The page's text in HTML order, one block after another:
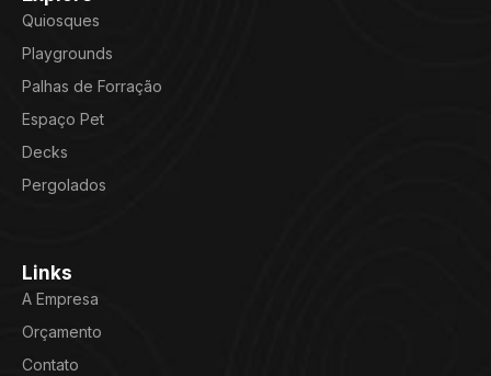
Quiosques
Playgrounds
Palhas de Forração
Espaço Pet
Decks
Pergolados
Links
A Empresa
Orçamento
Contato